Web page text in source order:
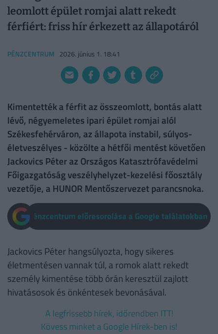
leomlott épület romjai alatt rekedt
férfiért: friss hír érkezett az állapotáról
PÉNZCENTRUM 2026. június 1. 18:41
Kimentették a férfit az összeomlott, bontás alatt
lévő, négyemeletes ipari épület romjai alól
Székesfehérváron, az állapota instabil, súlyos-
életveszélyes - közölte a hétfői mentést követően
Jackovics Péter az Országos Katasztrófavédelmi
Főigazgatóság veszélyhelyzet-kezelési főosztály
vezetője, a HUNOR Mentőszervezet parancsnoka.
Pénzcentrum előresorolása a Google találatokban
Jackovics Péter hangsúlyozta, hogy sikeres
életmentésen vannak túl, a romok alatt rekedt
személy kimentése több órán keresztül zajlott
hivatásosok és önkéntesek bevonásával.
A legfrissebb hírek, időrendben ITT!
Kövess minket a Google Hírek-ben is!